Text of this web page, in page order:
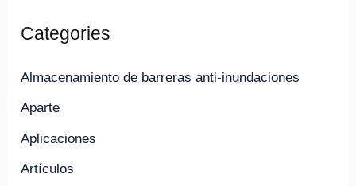
Categories
Almacenamiento de barreras anti-inundaciones
Aparte
Aplicaciones
Artículos